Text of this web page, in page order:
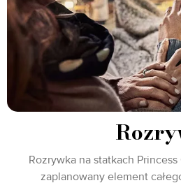
Rozrywka na statkach
zaplanowany element